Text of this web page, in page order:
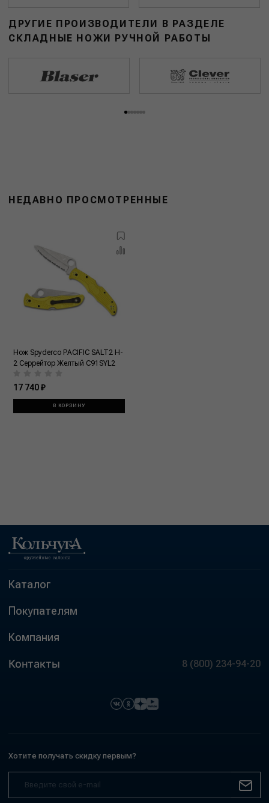
ДРУГИЕ ПРОИЗВОДИТЕЛИ В РАЗДЕЛЕ
СКЛАДНЫЕ НОЖИ РУЧНОЙ РАБОТЫ
НЕДАВНО ПРОСМОТРЕННЫЕ
Нож Spyderco PACIFIC SALT2 H-
2 Серрейтор Желтый C91SYL2
17 740 ₽
В КОРЗИНУ
Каталог
Покупателям
Компания
Контакты 8 (800) 234-94-20
Хотите получать скидку первым?